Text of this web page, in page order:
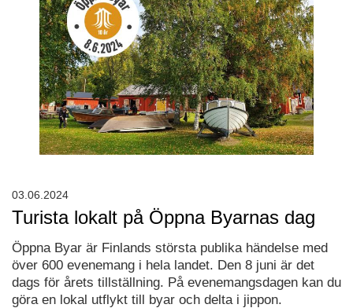
Turista lokalt på Öppna Byarnas dag
Öppna Byar är Finlands största publika händelse med
över 600 evenemang i hela landet. Den 8 juni är det
dags för årets tillställning. På evenemangsdagen kan du
göra en lokal utflykt till byar och delta i jippon.
03.06.2024